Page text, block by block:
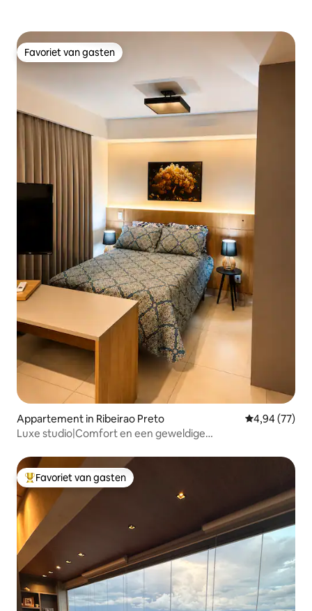
Favoriet van gasten
Favoriet van gasten
Appartement in Ribeirao Preto Gemiddelde
4,94 (77)
Luxe studio|Comfort en een geweldige
Topfavoriet van gasten
Favoriet van gasten